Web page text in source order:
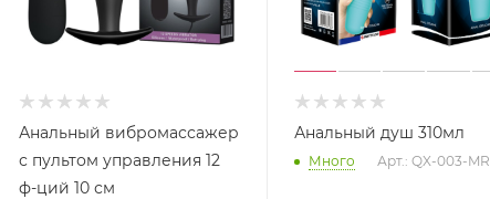
Анальный вибромассажер
с пультом управления 12
ф-ций 10 см
Анальный душ 310мл
Много Арт.: QX-003-MR